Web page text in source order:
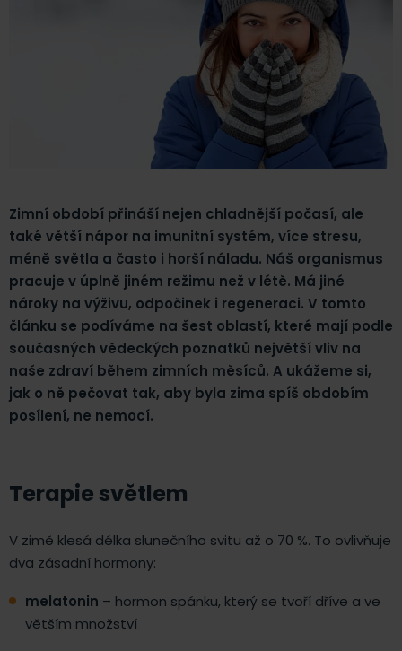
Zimní období přináší nejen chladnější počasí, ale
také větší nápor na imunitní systém, více stresu,
méně světla a často i horší náladu. Náš organismus
pracuje v úplně jiném režimu než v létě. Má jiné
nároky na výživu, odpočinek i regeneraci. V tomto
článku se podíváme na šest oblastí, které mají podle
současných vědeckých poznatků největší vliv na
naše zdraví během zimních měsíců. A ukážeme si,
jak o ně pečovat tak, aby byla zima spíš obdobím
posílení, ne nemocí.
Terapie světlem
V zimě klesá délka slunečního svitu až o 70 %. To ovlivňuje
dva zásadní hormony:
melatonin – hormon spánku, který se tvoří dříve a ve
větším množství